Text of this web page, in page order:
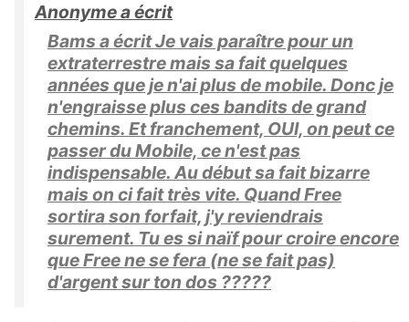
Anonyme a écrit
Bams a écrit Je vais paraître pour un
extraterrestre mais sa fait quelques
années que je n'ai plus de mobile. Donc je
n'engraisse plus ces bandits de grand
chemins. Et franchement, OUI, on peut ce
passer du Mobile, ce n'est pas
indispensable. Au début sa fait bizarre
mais on ci fait très vite. Quand Free
sortira son forfait, j'y reviendrais
surement. Tu es si naïf pour croire encore
que Free ne se fera (ne se fait pas)
d'argent sur ton dos ?????